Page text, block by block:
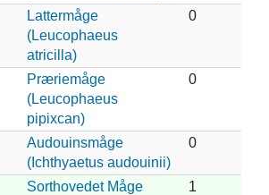
Lattermåge
(Leucophaeus
atricilla)
0
Præriemåge
(Leucophaeus
pipixcan)
0
Audouinsmåge
(Ichthyaetus audouinii)
0
Sorthovedet Måge
1